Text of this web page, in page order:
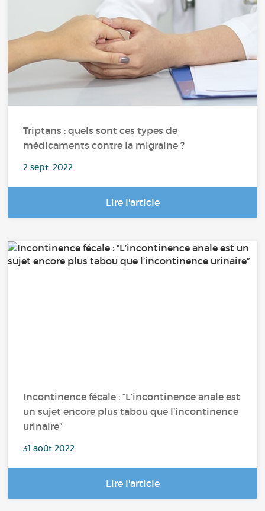
Triptans : quels sont ces types de
médicaments contre la migraine ?
2 sept. 2022
Lire l'article
Incontinence fécale : “L’incontinence anale est
un sujet encore plus tabou que l’incontinence
urinaire”
31 août 2022
Lire l'article